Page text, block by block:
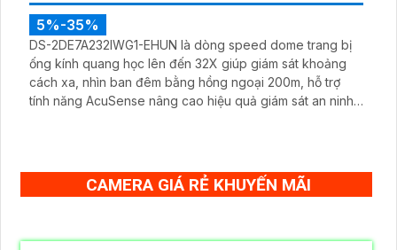
5%-35%
DS-2DE7A232IWG1-EHUN là dòng speed dome trang bị
ống kính quang học lên đến 32X giúp giám sát khoảng
cách xa, nhìn ban đêm bằng hồng ngoại 200m, hỗ trợ
tính năng AcuSense nâng cao hiệu quả giám sát an ninh,
CAMERA GIÁ RẺ KHUYẾN MÃI